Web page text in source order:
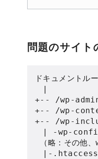
問題のサイト
ドキュメントル
+-- /wp-
+-- /wp-
+-- /wp-
| -wp-
（略：その他
|-.htaccess